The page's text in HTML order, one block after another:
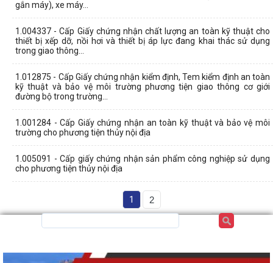
gắn máy), xe máy...
1.004337 - Cấp Giấy chứng nhận chất lượng an toàn kỹ thuật cho
thiết bị xếp dỡ, nồi hơi và thiết bị áp lực đang khai thác sử dụng
trong giao thông...
1.012875 - Cấp Giấy chứng nhận kiểm định, Tem kiểm định an toàn
kỹ thuật và bảo vệ môi trường phương tiện giao thông cơ giới
đường bộ trong trường...
1.001284 - Cấp Giấy chứng nhận an toàn kỹ thuật và bảo vệ môi
trường cho phương tiện thủy nội địa
1.005091 - Cấp giấy chứng nhận sản phẩm công nghiệp sử dụng
cho phương tiện thủy nội địa
1 2